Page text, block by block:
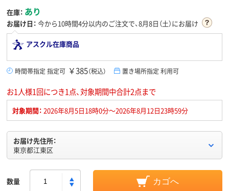
在庫： あり
お届け日： 今から10時間4分以内のご注文で、8月8日（土）にお届け
アスクル在庫商品
時間帯指定 指定可 ￥385（税込） 置き場所指定 利用可
お1人様1回につき1点、対象期間中合計2点まで
対象期間： 2026年8月5日18時0分～2026年8月12日23時59分
お届け先住所：
東京都江東区
数量 カゴへ